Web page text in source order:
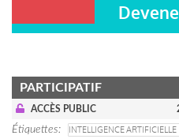
PARTICIPATIF
ACCÈS PUBLIC
Étiquettes INTELLIGENCE ARTIFICIELLE